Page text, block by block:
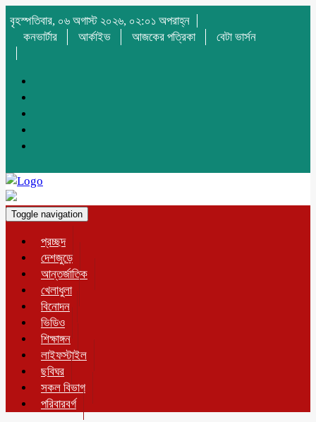
বৃহস্পতিবার, ০৬ অগাস্ট ২০২৬, ০২:০১ অপরাহ্ন
কনভার্টার
আর্কাইভ আজকের পত্রিকা বেটা ভার্সন
Toggle navigation
প্রচ্ছদ
দেশজুড়ে
আন্তর্জাতিক
খেলাধুলা
বিনোদন
ভিডিও
শিক্ষাঙ্গন
লাইফস্টাইল
ছবিঘর
সকল বিভাগ
পরিবারবর্গ